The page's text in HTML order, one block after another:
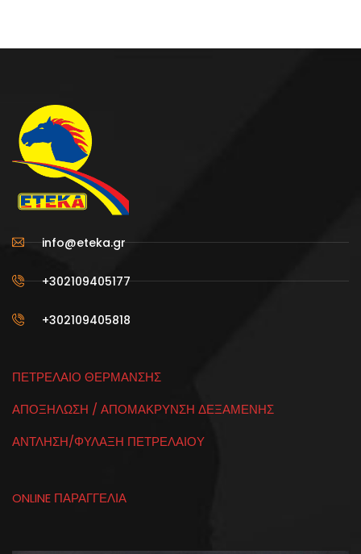
info@eteka.gr
+302109405177
+302109405818
ΠΕΤΡΕΛΑΙΟ ΘΕΡΜΑΝΣΗΣ
ΑΠΟΞΗΛΩΣΗ / ΑΠΟΜΑΚΡΥΝΣΗ ΔΕΞΑΜΕΝΗΣ
ΑΝΤΛΗΣΗ/ΦΥΛΑΞΗ ΠΕΤΡΕΛΑΙΟΥ
ONLINE ΠΑΡΑΓΓΕΛΙΑ